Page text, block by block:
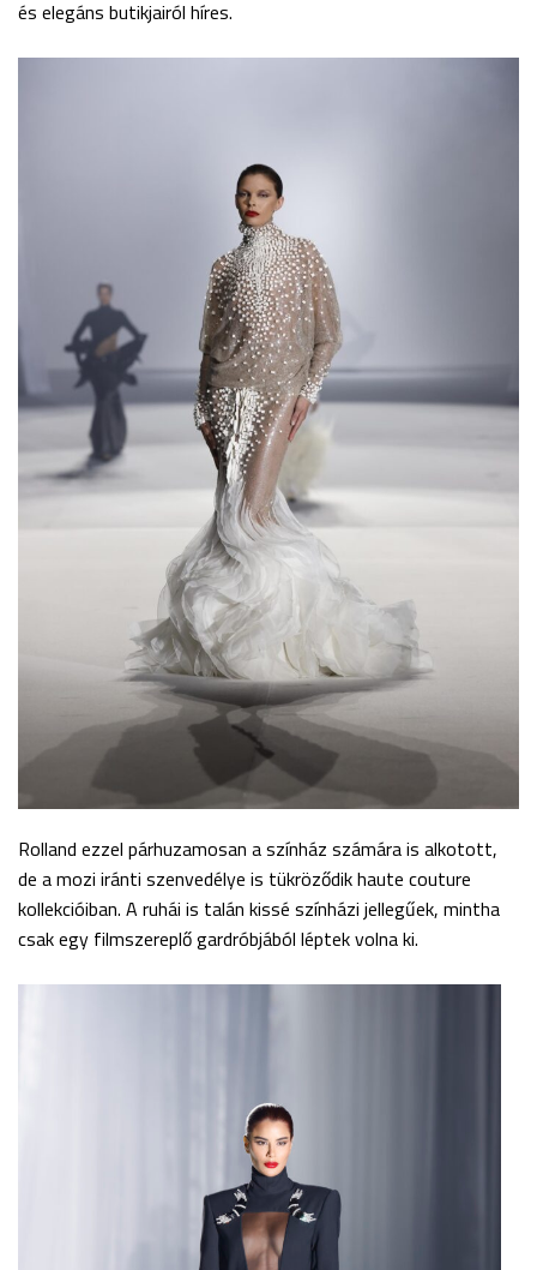
és elegáns butikjairól híres.
Rolland ezzel párhuzamosan a színház számára is alkotott,
de a mozi iránti szenvedélye is tükröződik haute couture
kollekcióiban. A ruhái is talán kissé színházi jellegűek, mintha
csak egy filmszereplő gardróbjából léptek volna ki.